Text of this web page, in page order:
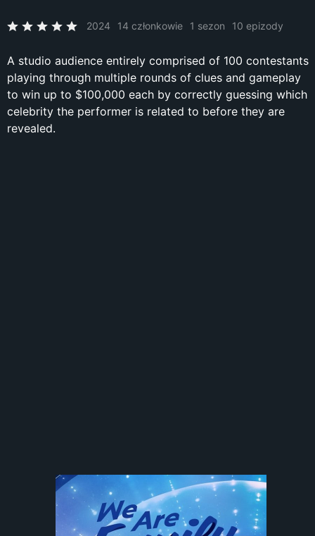
2024 14 członkowie 1 sezon 10 epizody
A studio audience entirely comprised of 100 contestants
playing through multiple rounds of clues and gameplay
to win up to $100,000 each by correctly guessing which
celebrity the performer is related to before they are
revealed.